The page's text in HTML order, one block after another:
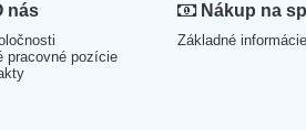
nás
pracovné pozície
Nákup na
Základné informácie